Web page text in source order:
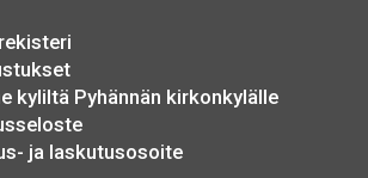
kyliltä Pyhännän kirkonkylälle
ja laskutusosoite